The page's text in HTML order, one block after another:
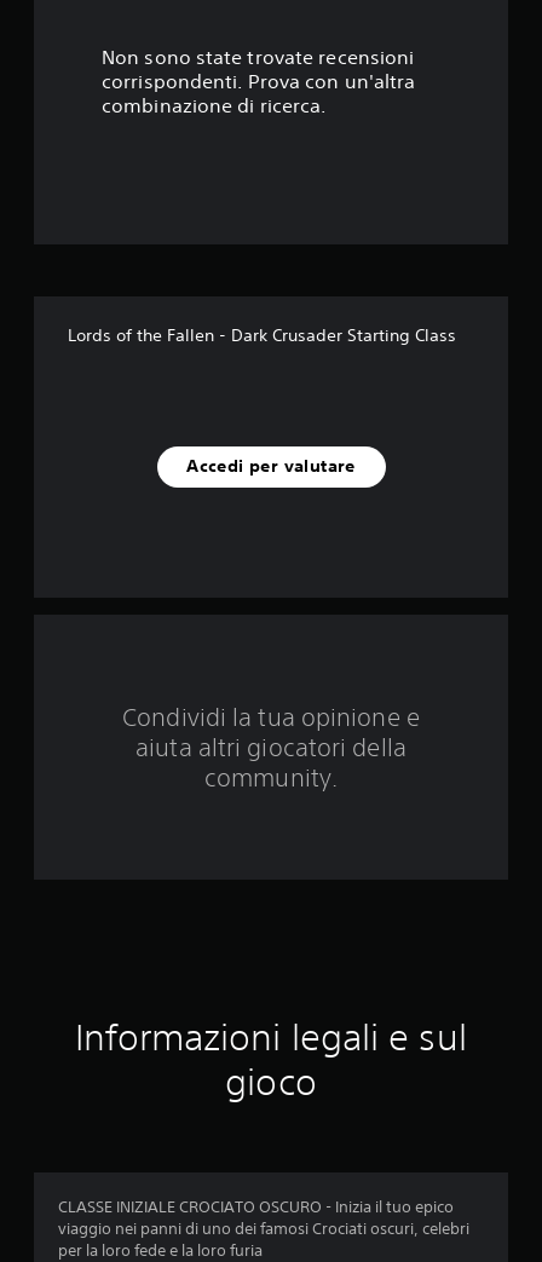
l
s
u
u
z
i
Non sono state trovate recensioni
corrispondenti. Prova con un'altra
combinazione di ricerca.
Lords of the Fallen - Dark Crusader Starting Class
Accedi per valutare
Condividi la tua opinione e
aiuta altri giocatori della
community.
Informazioni legali e sul
gioco
CLASSE INIZIALE CROCIATO OSCURO - Inizia il tuo epico
viaggio nei panni di uno dei famosi Crociati oscuri, celebri
per la loro fede e la loro furia